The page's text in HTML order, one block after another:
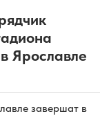
Ярославле
завершат в